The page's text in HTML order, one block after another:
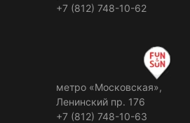
+7 (812) 748-10-62
метро «Московская»,
Ленинский пр. 176
+7 (812) 748-10-63